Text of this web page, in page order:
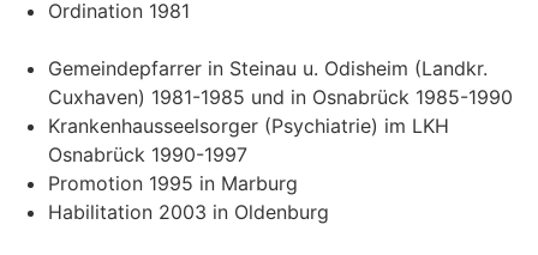
Ordination 1981
Gemeindepfarrer in Steinau u. Odisheim (Landkr.
Cuxhaven) 1981-1985 und in Osnabrück 1985-1990
Krankenhausseelsorger (Psychiatrie) im LKH
Osnabrück 1990-1997
Promotion 1995 in Marburg
Habilitation 2003 in Oldenburg